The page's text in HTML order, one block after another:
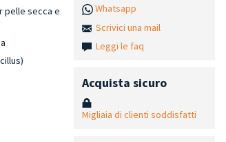
pelle secca e
Whatsapp
Scrivici una mail
Leggi le faq
Acquista sicuro
Migliaia di clienti soddisfatti